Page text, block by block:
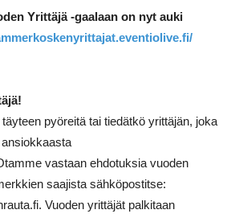
Yrittäjä -gaalaan on nyt auki
pyöreitä tai tiedätkö yrittäjän, joka
vastaan ehdotuksia vuoden
saajista sähköpostitse:
Vuoden yrittäjät palkitaan